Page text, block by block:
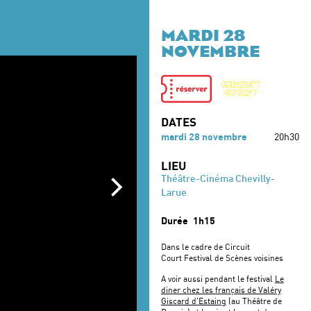
MARDI 28
NOVEMBRE
DATES
mardi 28 novembre 20h30
LIEU
Théâtre-Cinéma Chevilly-
Larue
Durée 1h15
Dans le cadre de Circuit
Court Festival de Scènes voisines
A voir aussi pendant le festival Le
diner chez les français de Valéry
Giscard d'Estaing (au Théâtre de